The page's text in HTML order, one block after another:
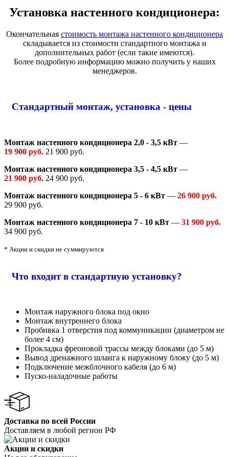
Установка настенного кондиционера:
Окончательная стоимость монтажа настенного кондиционера
складывается из стоимости стандартного монтажа и
дополнительных работ (если такие имеются).
Более подробную информацию можно получить у наших
менеджеров.
Стандартный монтаж, установка - цены
Монтаж настенного кондиционера 2,0 - 3,5 кВт —
19 900 руб. 21 900 руб.
Монтаж настенного кондиционера 3,5 - 4,5 кВт —
21 900 руб. 24 900 руб.
Монтаж настенного кондиционера 5 - 6 кВт — 26 900 руб.
29 900 руб.
Монтаж настенного кондиционера 7 - 10 кВт — 31 900 руб.
34 900 руб.
* Акции и скидки не суммируются
Что входит в стандартную установку?
Монтаж наружного блока под окно
Монтаж внутреннего блока
Пробивка 1 отверстия под коммуникации (диаметром не
более 4 см)
Прокладка фреоновой трассы между блоками (до 5 м)
Вывод дренажного шланга к наружному блоку (до 5 м)
Подключение межблочного кабеля (до 6 м)
Пуско-наладочные работы
Доставка по всей России
Доставляем в любой регион РФ
Акции и скидки